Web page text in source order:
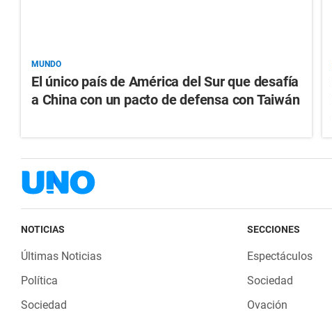
MUNDO
El único país de América del Sur que desafía
a China con un pacto de defensa con Taiwán
NOTICIAS
Últimas Noticias
Política
Sociedad
SECCIONES
Espectáculos
Sociedad
Ovación